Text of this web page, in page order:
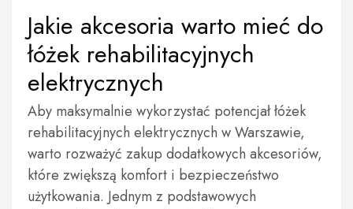
Jakie akcesoria warto mieć do
łóżek rehabilitacyjnych
elektrycznych
Aby maksymalnie wykorzystać potencjał łóżek
rehabilitacyjnych elektrycznych w Warszawie,
warto rozważyć zakup dodatkowych akcesoriów,
które zwiększą komfort i bezpieczeństwo
użytkowania. Jednym z podstawowych